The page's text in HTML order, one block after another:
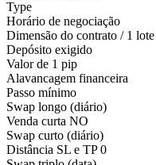
Type
Horário de negociação
Dimensão do contrato / 1 lote
Depósito exigido
Valor de 1 pip
Alavancagem financeira
Passo mínimo
Swap longo (diário)
Venda curta NO
Swap curto (diário)
Distância SL e TP 0